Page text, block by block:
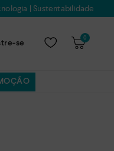
|Sustentabilidade
se
0